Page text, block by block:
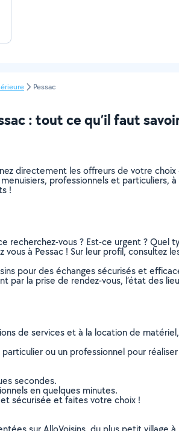
Pessac
: tout ce qu’il faut
directement les offreurs de votre
professionnels et particuliers,
!
recherchez-vous ? Est-ce urgent ?
à Pessac ! Sur leur profil,
pour des échanges sécurisés et
par la prise de rendez-vous, l’état des
de services et à la location de
ou un professionnel pour
secondes.
en quelques minutes.
sécurisée et faites votre choix !